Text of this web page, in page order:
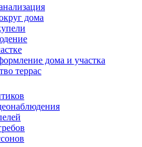
дома
дома и участка
террас